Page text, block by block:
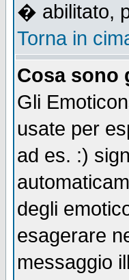
� abilitato,
Torna in
Cosa sono
Gli
usate per
ad es. :)
degli
esagerare
messaggio